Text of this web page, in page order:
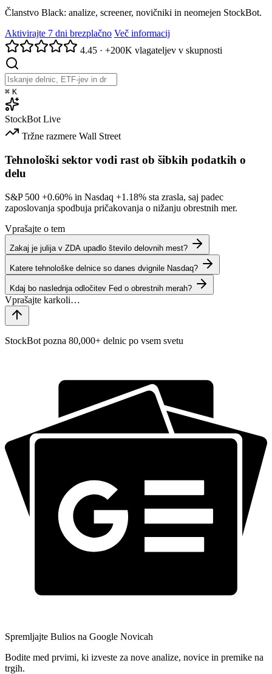
Članstvo Black: analize, screener, novičniki in neomejen StockBot.
Aktivirajte 7 dni brezplačno Več informacij
4.45 · +200K vlagateljev v skupnosti
⌘ K
StockBot Live
Tržne razmere Wall Street
Tehnološki sektor vodi rast ob šibkih podatkih o
delu
S&P 500 +0.60% in Nasdaq +1.18% sta zrasla, saj padec
zaposlovanja spodbuja pričakovanja o nižanju obrestnih mer.
Vprašajte o tem
Zakaj je julija v ZDA upadlo število delovnih mest?
Katere tehnološke delnice so danes dvignile Nasdaq?
Kdaj bo naslednja odločitev Fed o obrestnih merah?
StockBot pozna 80,000+ delnic po vsem svetu
Spremljajte Bulios na Google Novicah
Bodite med prvimi, ki izveste za nove analize, novice in premike na
trgih.